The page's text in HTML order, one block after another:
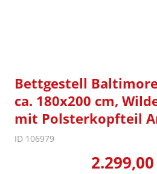
Bettgestell
ca. 180x200 cm,
mit Polsterkopfteil
ID 106979